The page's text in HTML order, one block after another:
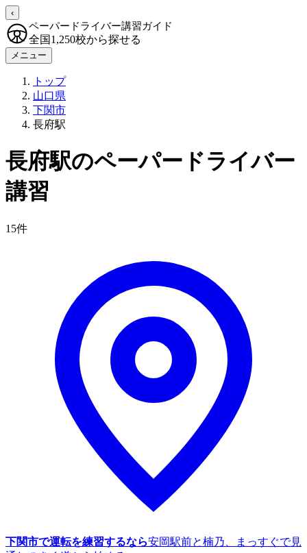
‹
ペーパードライバー講習ガイド
全国1,250校から探せる
メニュー
トップ
山口県
下関市
長府駅
長府駅のペーパードライバー
講習
15件
下関市で運転を練習するなら安岡駅前と楠乃、まっすぐで見